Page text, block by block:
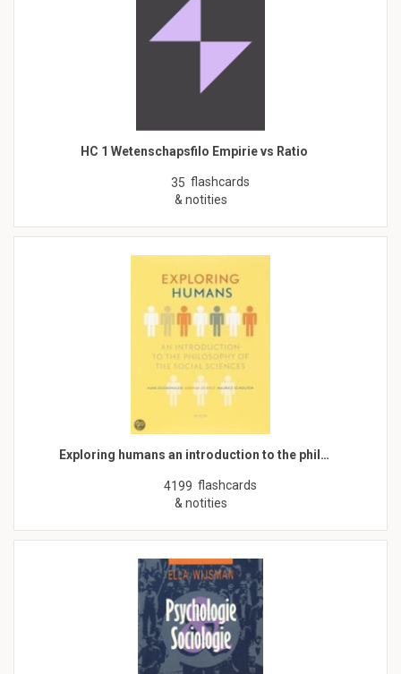
HC 1 Wetenschapsfilo Empirie vs Ratio
35 flashcards
& notities
Exploring humans an introduction to the phil…
4199 flashcards
& notities